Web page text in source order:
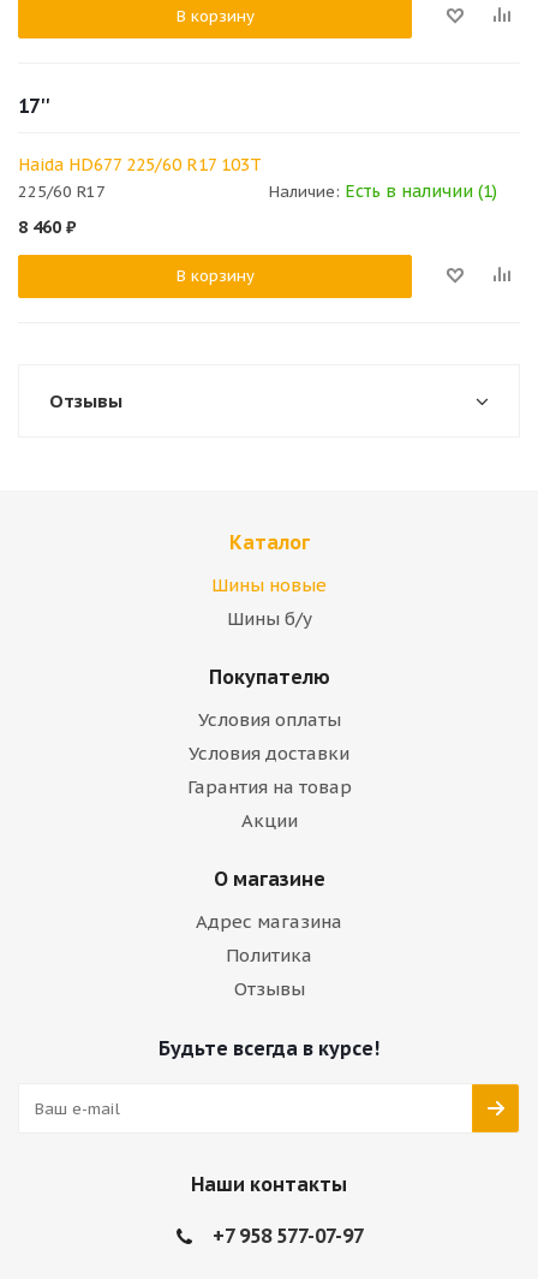
В корзину
17''
Haida HD677 225/60 R17 103T
225/60 R17 Наличие: Есть в наличии (1)
8 460 ₽
В корзину
Отзывы
Каталог
Шины новые
Шины б/у
Покупателю
Условия оплаты
Условия доставки
Гарантия на товар
Акции
О магазине
Адрес магазина
Политика
Отзывы
Будьте всегда в курсе!
Наши контакты
+7 958 577-07-97